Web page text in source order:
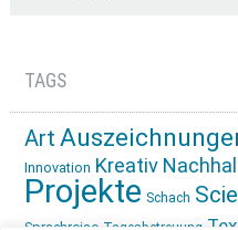
TAGS
Art
Innovation Kreativ
Projekte Schach